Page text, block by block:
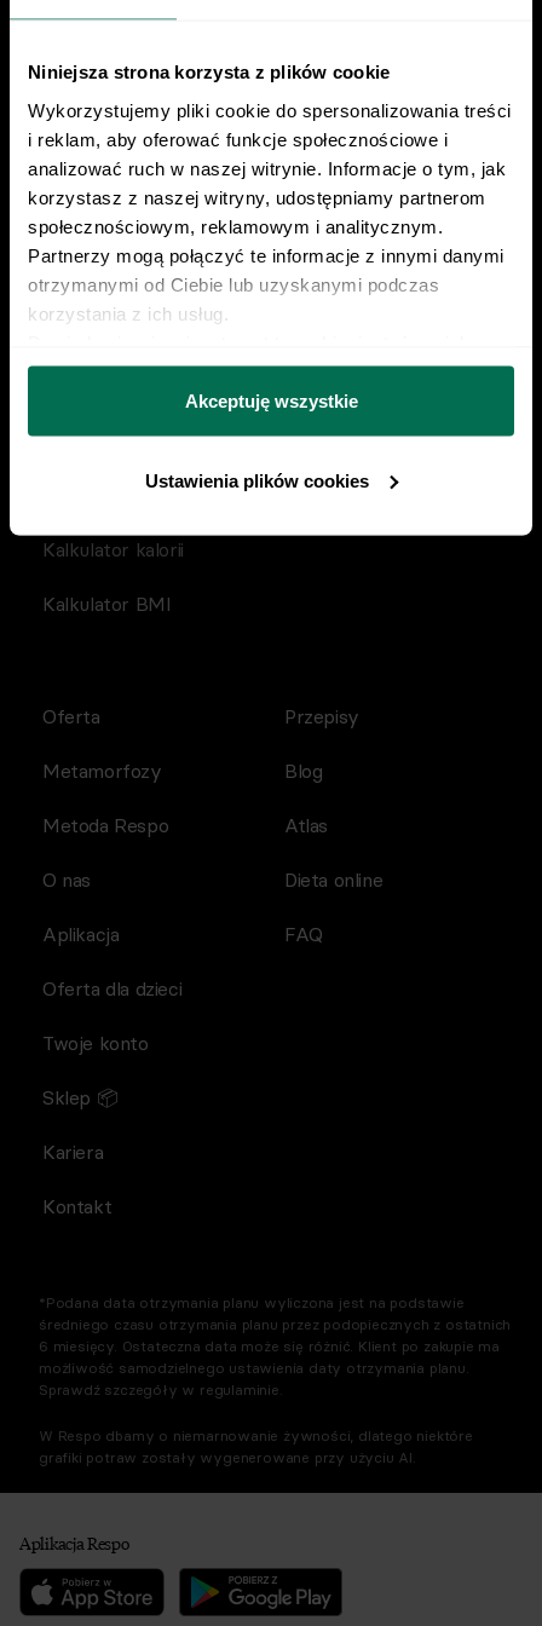
Niniejsza strona korzysta z plików cookie
Wykorzystujemy pliki cookie do spersonalizowania treści
i reklam, aby oferować funkcje społecznościowe i
analizować ruch w naszej witrynie. Informacje o tym, jak
korzystasz z naszej witryny, udostępniamy partnerom
społecznościowym, reklamowym i analitycznym.
Partnerzy mogą połączyć te informacje z innymi danymi
otrzymanymi od Ciebie lub uzyskanymi podczas
korzystania z ich usług.
można się z nami skontaktować i w jaki sposób
przetwarzamy dane osobowe w ramach
prywatności.
Akceptuję wszystkie
Ustawienia plików cookies
ustawy Prawo komunikacji elektronicznej z dnia 12 lipca
marketingu bezpośredniego drogą elektroniczną za
pośrednictwem wiadomości e‑mail, przez
Współadministratorów (Respo Wrzosek Witkowski SK,
Respo Wydawnictwo S.C. oraz RespoMed sp.z o.o, TEKA
TRADE sp. z o.o.)
Znajdź nas w social mediach
22 230 21 37
kontakt@centrumrespo.pl
Przykładowa dieta
Przykładowy trening
Kalkulator kalorii
Kalkulator BMI
Oferta
Metamorfozy
Metoda Respo
O nas
Aplikacja
Przepisy
Blog
Atlas
Dieta online
FAQ
Oferta dla dzieci
Twoje konto
Sklep 📦
Kariera
Kontakt
*Podana data otrzymania planu wyliczona jest na podstawie
średniego czasu otrzymania planu przez podopiecznych z ostatnich
6 miesięcy. Ostateczna data może się różnić. Klient po zakupie ma
możliwość samodzielnego ustawienia daty otrzymania planu.
Sprawdź szczegóły w regulaminie.
W Respo dbamy o niemarnowanie żywności, dlatego niektóre
grafiki potraw zostały wygenerowane przy użyciu AI.
Aplikacja Respo